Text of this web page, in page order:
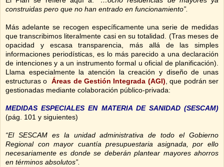
construidas pero que no han entrado en funcionamiento”.
Más adelante se recogen específicamente una serie de medidas
que transcribimos literalmente casi en su totalidad. (Tras meses de
opacidad y escasa transparencia, más allá de las simples
informaciones periodísticas, es lo más parecido a una declaración
de intenciones y a un instrumento formal u oficial de planificación).
Llama especialmente la atención la creación y diseño de unas
estructuras o Áreas de Gestión Integrada (AGI) , que podrán ser
gestionadas mediante colaboración público-privada:
MEDIDAS ESPECIALES EN MATERIA DE SANIDAD (SESCAM)
(pág. 101 y siguientes)
“El SESCAM es la unidad administrativa de todo el Gobierno
Regional con mayor cuantía presupuestaria asignada, por ello
necesariamente es donde se deberán plantear mayores ahorros
en términos absolutos”.